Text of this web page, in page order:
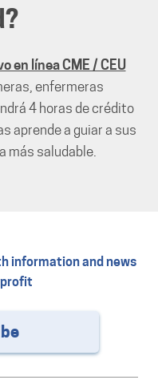
en línea CME / CEU
enfermeras
4 horas de crédito
aprende a guiar a sus
más saludable.
information and news